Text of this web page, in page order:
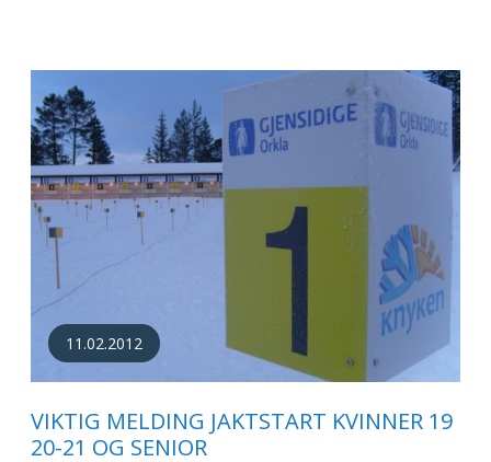
11.02.2012
VIKTIG MELDING JAKTSTART KVINNER 19
20-21 OG SENIOR